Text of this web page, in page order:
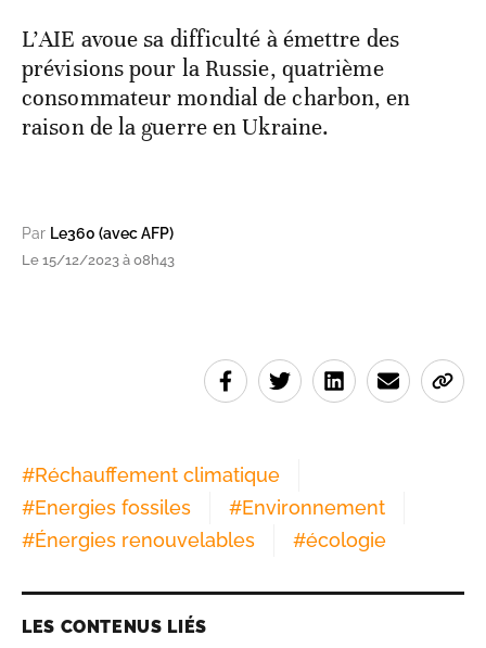
L’AIE avoue sa difficulté à émettre des
prévisions pour la Russie, quatrième
consommateur mondial de charbon, en
raison de la guerre en Ukraine.
Par Le360 (avec AFP)
Le 15/12/2023 à 08h43
#Réchauffement climatique
#Energies fossiles #Environnement
#Énergies renouvelables #écologie
LES CONTENUS LIÉS